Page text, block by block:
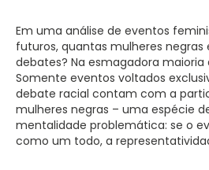
Em uma análise de eventos
futuros, quantas mulheres
debates? Na esmagadora maioria
Somente eventos voltados
debate racial contam com a
mulheres negras – uma espécie
mentalidade problemática: se o
como um todo, a